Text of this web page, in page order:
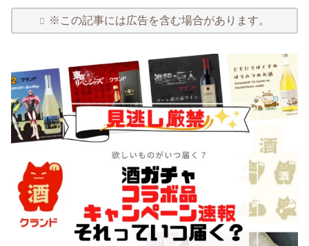
※この記事には広告を含む場合があります。